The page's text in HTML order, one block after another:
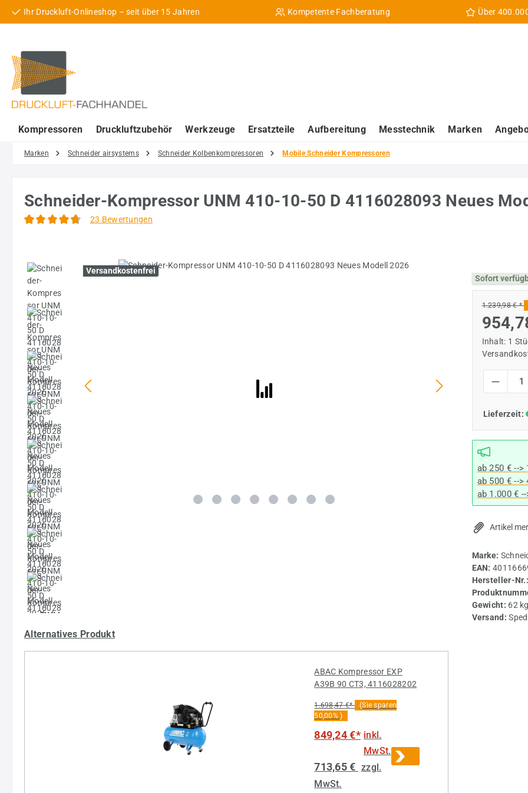
Hauptinhalt springen
Zur Suche springen
Zur Hauptnavigation springen
Ihr Druckluft-Onlineshop – seit über 15 Jahren Kompetente Fachberatung Über
Kompressoren Druckluftzubehör Werkzeuge Ersatzteile Aufbereitung Messtechnik Marken
Marken Schneider airsystems Schneider Kolbenkompressoren Mobile Schneider Kompressoren
Schneider-Kompressor UNM 410-10-50 D 4116028093 Neues
23 Bewertungen
Bildergalerie überspringen
Versandkostenfrei
Alternatives Produkt
ABAC Kompressor EXP
A39B 90 CT3, 4116028202
1.698,47 €* (Sie sparen
50,00% )
849,24 €* inkl.
MwSt.
713,65 € zzgl.
MwSt.
Sofort
1.239,98 € *
Inhalt: 1
Lieferzeit:
ab 250 € --
ab 500 € -->
ab 1.000 €
Artikel
Marke:
EAN:
Hersteller-
Gewicht: 62 kg
Versand: